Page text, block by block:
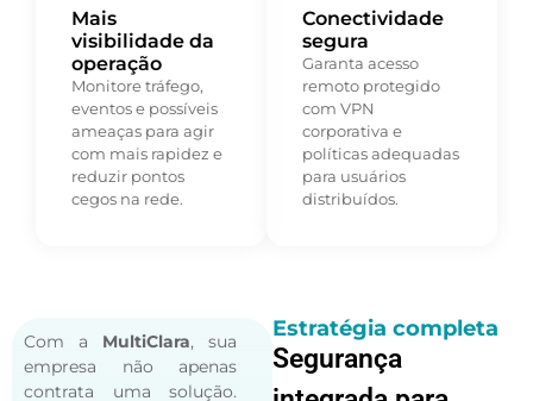
Mais
visibilidade da
operação
Monitore tráfego,
eventos e possíveis
ameaças para agir
com mais rapidez e
reduzir pontos
cegos na rede.
Conectividade
segura
Garanta acesso
remoto protegido
com VPN
corporativa e
políticas adequadas
para usuários
distribuídos.
Com a MultiClara, sua
empresa não apenas
contrata uma solução.
Estratégia completa
Segurança